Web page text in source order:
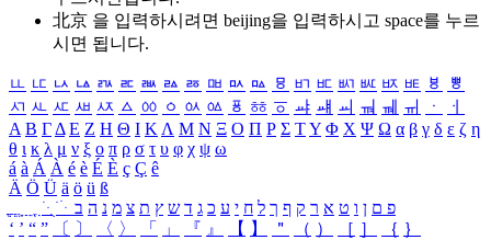
北京 을 입력하시려면 beijing을 입력하시고 space를 누르
시면 됩니다.
ㅥ ㅦ ㅧ ㅨ ㅩ ㅪ ㅫ ㅬ ㅭ ㅮ ㅯ ㅰ ㅱ ㅲ ㅳ ㅴ ㅵ ㅶ ㅷ ㅸ
ㅹ
ㅺ ㅻ ㅼ ㅽ ㅾ ㅿ ㆀ ㆁ ㆂ ㆃ ㆄ ㆅ ㆆ ㆇ ㆈ ㆉ ㆊ ㆋ ㆌ ㆍ
ㆎ
Α Β ΓΔ Ε Ζ Η Θ Ι ΚΛ Μ Ν Ξ Ο Π Ρ Σ ΤΥ Φ Χ Ψ Ω α β γ δ ε ζ η
θ ι κ λ μ ν ξ ο π ρ σ τ υ φ χ ψ ω
á à Á À é è É È ç Ç ê
Ä Ö Ü ä ö ü ß
ִֶֹ ֻּ ׁׂ פ ם ן ו ט א ר ק ף ך ל ח י ע כ ג ד ש ץ ת צ מ נ ה ב
‘ ’ “ ” 〔 〕 〈 〉 「 」 『 』 【 】 ＂ （ ） ［ ］ ｛ ｝